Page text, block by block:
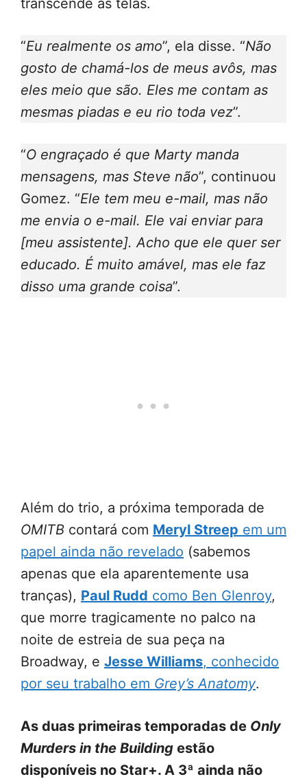
transcende as telas.
“Eu realmente os amo”, ela disse. “Não
gosto de chamá-los de meus avôs, mas
eles meio que são. Eles me contam as
mesmas piadas e eu rio toda vez”.
“O engraçado é que Marty manda
mensagens, mas Steve não”, continuou
Gomez. “Ele tem meu e-mail, mas não
me envia o e-mail. Ele vai enviar para
[meu assistente]. Acho que ele quer ser
educado. É muito amável, mas ele faz
disso uma grande coisa”.
Além do trio, a próxima temporada de
OMITB contará com Meryl Streep em um
papel ainda não revelado (sabemos
apenas que ela aparentemente usa
tranças), Paul Rudd como Ben Glenroy,
que morre tragicamente no palco na
noite de estreia de sua peça na
Broadway, e Jesse Williams, conhecido
por seu trabalho em Grey’s Anatomy.
As duas primeiras temporadas de Only
Murders in the Building estão
disponíveis no Star+. A 3ª ainda não